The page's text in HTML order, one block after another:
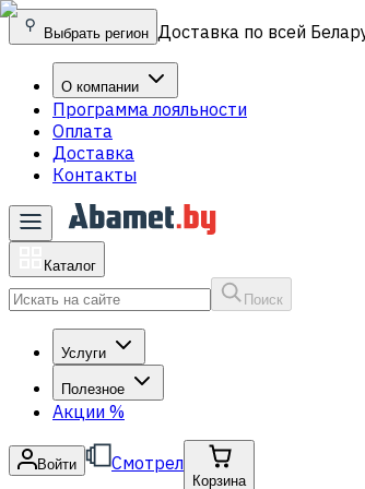
Выбрать регион Доставка по всей
О компании
Программа лояльности
Оплата
Доставка
Контакты
Каталог
Поиск
Услуги
Полезное
Акции %
Войти Смотрел
Корзина